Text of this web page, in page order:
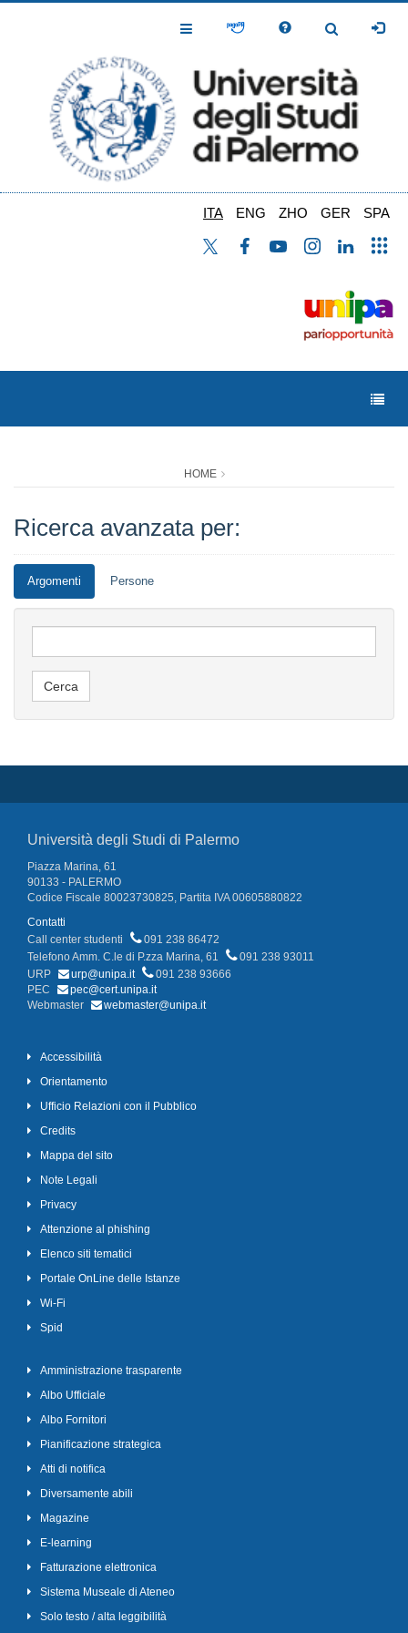
Toggle
Toggle
ITA ENG ZHO GER SPA
HOME
Ricerca avanzata per:
Argomenti Persone
Università degli Studi di Palermo
Piazza Marina, 61
90133 - PALERMO
Codice Fiscale 80023730825, Partita IVA 00605880822
Contatti
Call center studenti
091 238 86472
Telefono Amm. C.le di P.zza Marina, 61
091 238 93011
URP
urp@unipa.it
091 238 93666
PEC
pec@cert.unipa.it
Webmaster
webmaster@unipa.it
Accessibilità
Orientamento
Ufficio Relazioni con il Pubblico
Credits
Mappa del sito
Note Legali
Privacy
Attenzione al phishing
Elenco siti tematici
Portale OnLine delle Istanze
Wi-Fi
Spid
Amministrazione trasparente
Albo Ufficiale
Albo Fornitori
Pianificazione strategica
Atti di notifica
Diversamente abili
Magazine
E-learning
Fatturazione elettronica
Sistema Museale di Ateneo
Solo testo / alta leggibilità